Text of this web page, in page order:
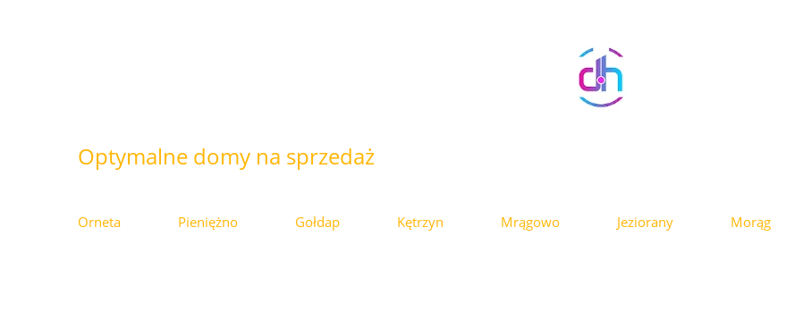
Optymalne domy na sprzedaż
Orneta Pieniężno Gołdap Kętrzyn Mrągowo Jeziorany Morąg